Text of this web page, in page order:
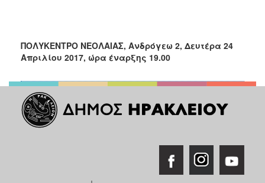
ΠΟΛΥΚΕΝΤΡΟ ΝΕΟΛΑΙΑΣ, Ανδρόγεω 2, Δευτέρα 24
Απριλίου 2017, ώρα έναρξης 19.00